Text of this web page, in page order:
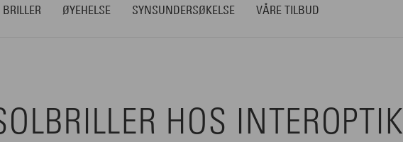
ØYEHELSE SYNSUNDERSØKELSE VÅRE TILBUD
HOS INTEROPTIK